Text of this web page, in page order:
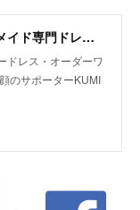
名古屋 豊橋のオーダーメイド専門ドレスデザイナー KUMI OHARA
レス・オーダーワ
のサポーターKUMI